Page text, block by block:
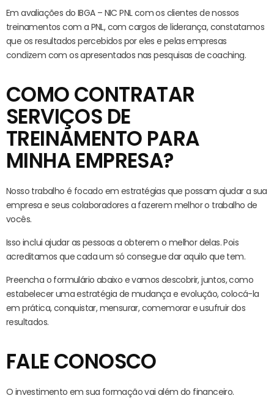
Em avaliações do IBGA – NIC PNL com os clientes de nossos
treinamentos com a PNL, com cargos de liderança, constatamos
que os resultados percebidos por eles e pelas empresas
condizem com os apresentados nas pesquisas de coaching.
COMO CONTRATAR
SERVIÇOS DE
TREINAMENTO PARA
MINHA EMPRESA?
Nosso trabalho é focado em estratégias que possam ajudar a sua
empresa e seus colaboradores a fazerem melhor o trabalho de
vocês.
Isso inclui ajudar as pessoas a obterem o melhor delas. Pois
acreditamos que cada um só consegue dar aquilo que tem.
Preencha o formulário abaixo e vamos descobrir, juntos, como
estabelecer uma estratégia de mudança e evolução, colocá-la
em prática, conquistar, mensurar, comemorar e usufruir dos
resultados.
FALE CONOSCO
O investimento em sua formação vai além do financeiro.